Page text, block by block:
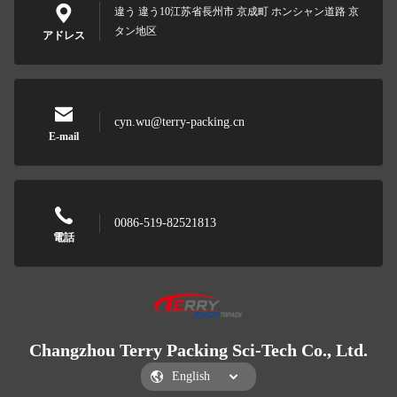
アドレス
違う 違う10江苏省長州市 京成町 ホンシャン道路 京
タン地区
E-mail
cyn.wu@terry-packing.cn
電話
0086-519-82521813
Changzhou Terry Packing Sci-Tech Co., Ltd.